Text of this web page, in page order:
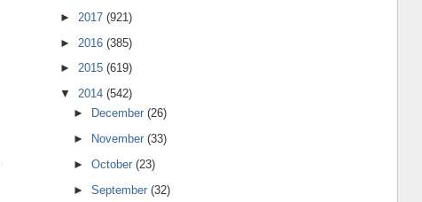
► 2017 (921)
► 2016 (385)
► 2015 (619)
▼ 2014 (542)
►
December(26)
►
November(33)
►October(23)
►September(32)